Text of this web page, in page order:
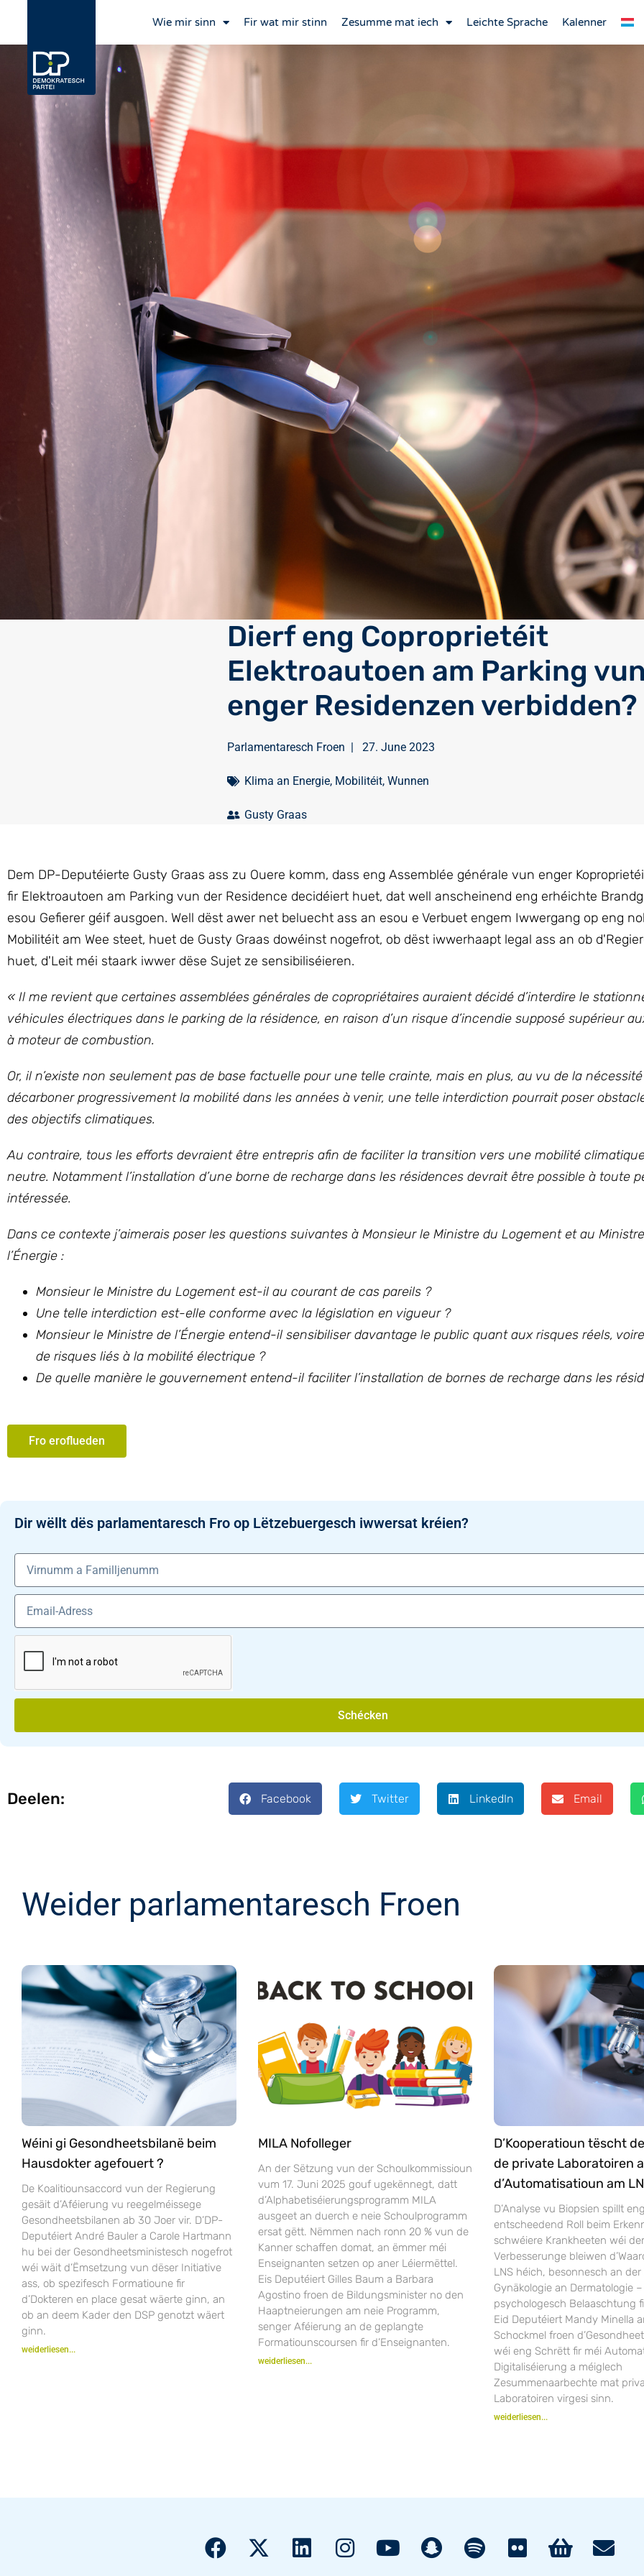
Wie mir sinn Fir wat mir stinn Zesumme mat iech Leichte Sprache Kalenner
Dierf eng Coproprietéit
Elektroautoen am Parking vun
enger Residenzen verbidden?
Parlamentaresch Froen | 27. June 2023
Klima an Energie, Mobilitéit, Wunnen
Gusty Graas
Dem DP-Deputéierte Gusty Graas ass zu Ouere komm, dass eng Assemblée générale vun enger
fir Elektroautoen am Parking vun der Residence decidéiert huet, dat well anscheinend eng erhéichte
esou Gefierer géif ausgoen. Well dëst awer net beluecht ass an esou e Verbuet engem Iwwergang op eng
Mobilitéit am Wee steet, huet de Gusty Graas dowéinst nogefrot, ob dëst iwwerhaapt legal ass an ob
huet, d'Leit méi staark iwwer dëse Sujet ze sensibiliséieren.
« Il me revient que certaines assemblées générales de copropriétaires auraient décidé d’interdire le
véhicules électriques dans le parking de la résidence, en raison d’un risque d’incendie supposé supérieur
à moteur de combustion.
Or, il n’existe non seulement pas de base factuelle pour une telle crainte, mais en plus, au vu de la
décarboner progressivement la mobilité dans les années à venir, une telle interdiction pourrait poser
des objectifs climatiques.
Au contraire, tous les efforts devraient être entrepris afin de faciliter la transition vers une mobilité
neutre. Notamment l’installation d’une borne de recharge dans les résidences devrait être possible à toute
intéressée.
Dans ce contexte j’aimerais poser les questions suivantes à Monsieur le Ministre du Logement et au
l’Énergie :
Monsieur le Ministre du Logement est-il au courant de cas pareils ?
Une telle interdiction est-elle conforme avec la législation en vigueur ?
Monsieur le Ministre de l’Énergie entend-il sensibiliser davantage le public quant aux risques réels,
de risques liés à la mobilité électrique ?
De quelle manière le gouvernement entend-il faciliter l’installation de bornes de recharge dans les
Fro eroflueden
Dir wëllt dës parlamentaresch Fro op Lëtzebuergesch iwwersat kréien?
Schécken
Deelen: Facebook Twitter LinkedIn Email
Weider parlamentaresch Froen
Wéini gi Gesondheetsbilanë beim
Hausdokter agefouert ?
De Koalitiounsaccord vun der Regierung
gesäit d’Aféierung vu reegelméissege
Gesondheetsbilanen ab 30 Joer vir. D’DP-
Deputéiert André Bauler a Carole Hartmann
hu bei der Gesondheetsministesch nogefrot
wéi wäit d’Ëmsetzung vun dëser Initiative
ass, ob spezifesch Formatioune fir
d’Dokteren en place gesat wäerte ginn, an
ob an deem Kader den DSP genotzt wäert
ginn.
weiderliesen...
MILA Nofolleger
An der Sëtzung vun der Schoulkommissioun
vum 17. Juni 2025 gouf ugekënnegt, datt
d’Alphabetiséierungsprogramm MILA
ausgeet an duerch e neie Schoulprogramm
ersat gëtt. Nëmmen nach ronn 20 % vun de
Kanner schaffen domat, an ëmmer méi
Enseignanten setzen op aner Léiermëttel.
Eis Deputéiert Gilles Baum a Barbara
Agostino froen de Bildungsminister no den
Haaptneierungen am neie Programm,
senger Aféierung an de geplangte
Formatiounscoursen fir d’Enseignanten.
weiderliesen...
D’Kooperatioun tëscht
de private Laboratoiren
d’Automatisatioun am
D’Analyse vu Biopsien spillt eng
entscheedend Roll beim
schwéiere Krankheeten wéi
Verbesserunge bleiwen
LNS héich, besonnesch an der
Gynäkologie an Dermatologie
psychologesch Belaaschtung
Eid Deputéiert Mandy Minella
Schockmel froen
wéi eng Schrëtt fir méi
Digitaliséierung a méiglech
Zesummenaarbechte mat
Laboratoiren virgesi sinn.
weiderliesen...